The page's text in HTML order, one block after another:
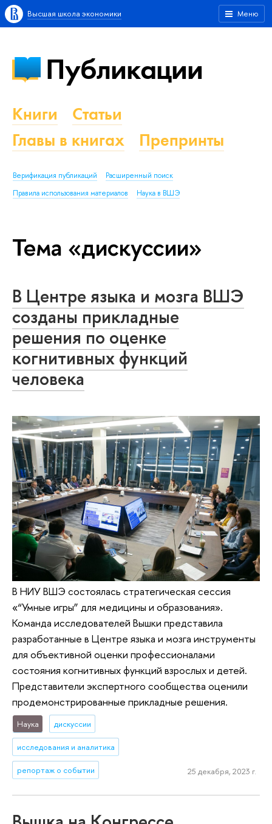
Меню
Высшая школа экономики
Публикации
Книги
Статьи
Главы в книгах
Препринты
Верификация публикаций
Расширенный поиск
Правила использования материалов
Наука в ВШЭ
Тема «дискуссии»
В Центре языка и мозга ВШЭ
созданы прикладные
решения по оценке
когнитивных функций
человека
В НИУ ВШЭ состоялась стратегическая сессия
«“Умные игры” для медицины и образования».
Команда исследователей Вышки представила
разработанные в Центре языка и мозга инструменты
для объективной оценки профессионалами
состояния когнитивных функций взрослых и детей.
Представители экспертного сообщества оценили
продемонстрированные прикладные решения.
Наука дискуссии
исследования и аналитика
репортаж о событии 25 декабря, 2023 г.